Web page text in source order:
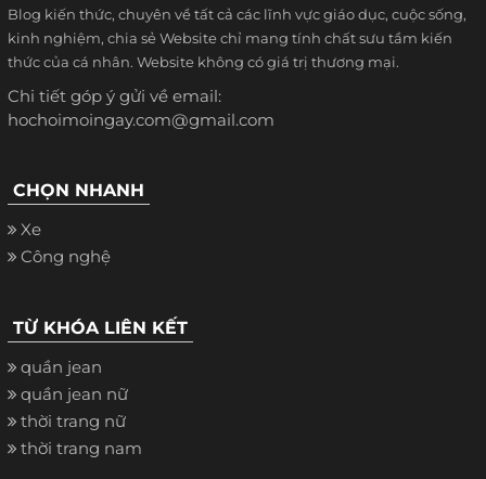
Blog kiến thức, chuyên về tất cả các lĩnh vực giáo dục, cuộc sống,
kinh nghiệm, chia sẻ Website chỉ mang tính chất sưu tầm kiến
thức của cá nhân. Website không có giá trị thương mại.
Chi tiết góp ý gửi về email:
hochoimoingay.com@gmail.com
CHỌN NHANH
Xe
Công nghệ
TỪ KHÓA LIÊN KẾT
quần jean
quần jean nữ
thời trang nữ
thời trang nam